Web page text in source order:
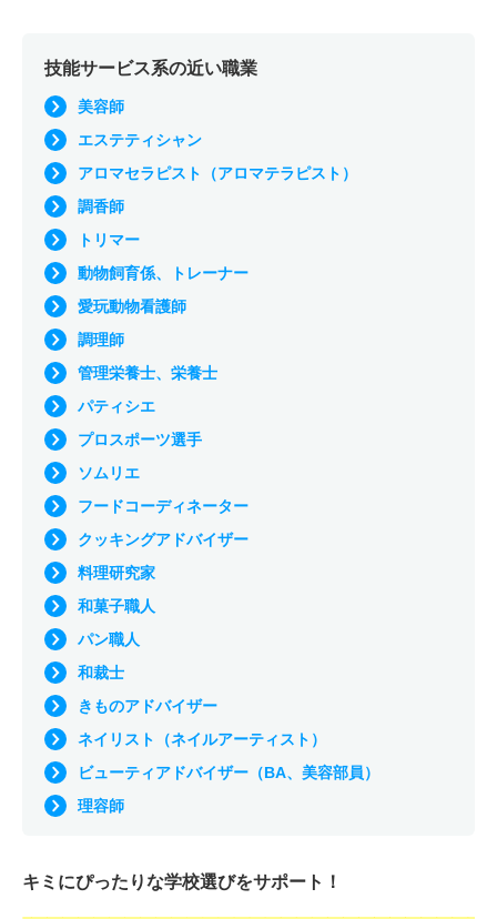
技能サービス系の近い職業
美容師
エステティシャン
アロマセラピスト（アロマテラピスト）
調香師
トリマー
動物飼育係、トレーナー
愛玩動物看護師
調理師
管理栄養士、栄養士
パティシエ
プロスポーツ選手
ソムリエ
フードコーディネーター
クッキングアドバイザー
料理研究家
和菓子職人
パン職人
和裁士
きものアドバイザー
ネイリスト（ネイルアーティスト）
ビューティアドバイザー（BA、美容部員）
理容師
キミにぴったりな学校選びをサポート！